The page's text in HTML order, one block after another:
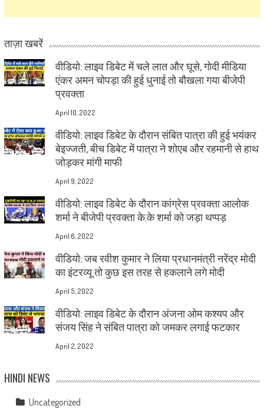
ताज़ा खबरें
वीडियो: लाइव डिबेट में चले लात और घूसे, गोदी मीडिया
एंकर अमन चोपड़ा की हुई धुनाई तो बौखला गया बीजेपी
प्रवक्ता
April 10, 2022
वीडियो: लाइव डिबेट के दौरान संबित पात्रा की हुई भयंकर
बेइज्जती, बीच डिबेट में पात्रा ने शोएब और रहमानी से हाथ
जोड़कर मांगी माफी
April 9, 2022
वीडियो: लाइव डिबेट के दौरान कांग्रेस प्रवक्ता आलोक
शर्मा ने बीजेपी प्रवक्ता के.के शर्मा को जड़ा थप्पड़
April 6, 2022
वीडियो: जब रवीश कुमार ने लिया प्रधानमंत्री नरेंद्र मोदी
का इंटरव्यू तो कुछ इस तरह से हकलाने लगे मोदी
April 5, 2022
वीडियो: लाइव डिबेट के दौरान अंजना ओम कश्यप और
संजय सिंह ने संबित पात्रा को जमकर लगाई फटकार
April 2, 2022
HINDI NEWS
Uncategorized